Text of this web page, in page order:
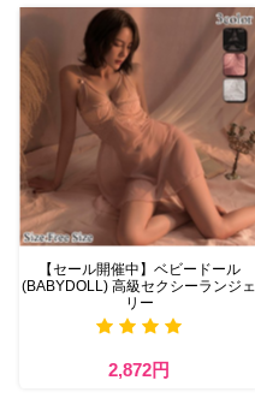
【セール開催中】ベビードール
(BABYDOLL) 高級セクシーランジェ
リー
2,872円